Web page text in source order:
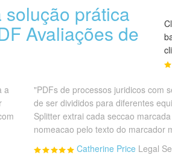
prática
Avaliações de
a
"PDFs de processos juridicos com
de ser divididos para diferentes
Splitter extrai cada seccao
nomeacao pelo texto do marcador
Catherine Price Legal